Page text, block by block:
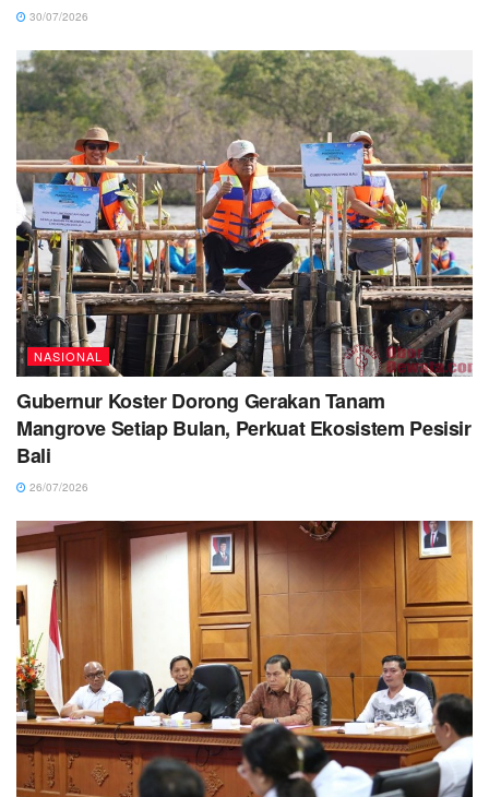
30/07/2026
NASIONAL
Gubernur Koster Dorong Gerakan Tanam
Mangrove Setiap Bulan, Perkuat Ekosistem Pesisir
Bali
26/07/2026